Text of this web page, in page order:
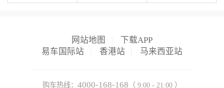
网站地图
下载APP
易车国际站
香港站 马来西亚站
购车热线： 4000-168-168 （ 9:00 - 21:00 ）